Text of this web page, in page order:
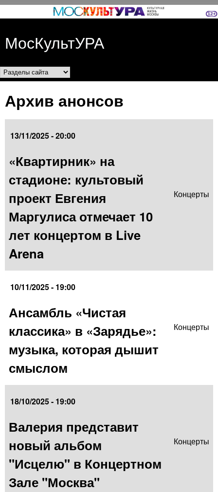
Перейти к основному
МосКультУРА
Разделы сайта
Архив анонсов
13/11/2025 - 20:00
«Квартирник» на
стадионе: культовый
проект Евгения
Маргулиса отмечает 10
лет концертом в Live
Arena
Концерты
10/11/2025 - 19:00
Ансамбль «Чистая
классика» в «Зарядье»:
музыка, которая дышит
смыслом
Концерты
18/10/2025 - 19:00
Валерия представит
новый альбом
"Исцелю" в Концертном
Зале "Москва"
Концерты